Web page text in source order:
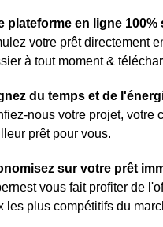
plateforme en ligne 100%
votre prêt directement
à tout moment &
du temps et de
nous votre projet, votre
prêt pour vous.
sur votre prêt
vous fait profiter de
les plus compétitifs du